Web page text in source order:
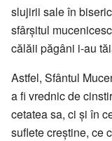
slujirii sale în
sfârșitul
călăii păgâni i-au
Astfel, Sfântul
a fi vrednic de
cetatea sa, ci și în
suflete creștine, ce